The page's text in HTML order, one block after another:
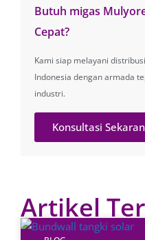
Butuh migas
Cepat?
Kami siap melayani
Indonesia dengan armada
industri.
Konsultasi
Artikel